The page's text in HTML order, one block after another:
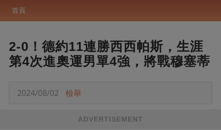
首頁
2-0！德約11連勝西西帕斯，生涯
第4次進奧運男單4強，將戰穆塞蒂
2024/08/02 檢舉
ADVERTISEMENT